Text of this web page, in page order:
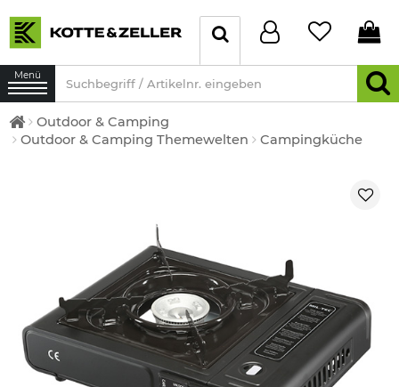
Menü
Outdoor & Camping
Outdoor & Camping Themewelten
Campingküche